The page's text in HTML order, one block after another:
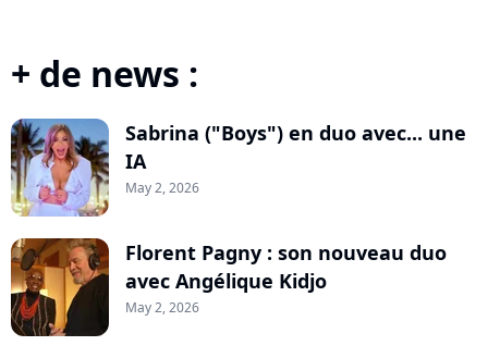
+ de news :
Sabrina ("Boys") en duo avec... une
IA
May 2, 2026
Florent Pagny : son nouveau duo
avec Angélique Kidjo
May 2, 2026